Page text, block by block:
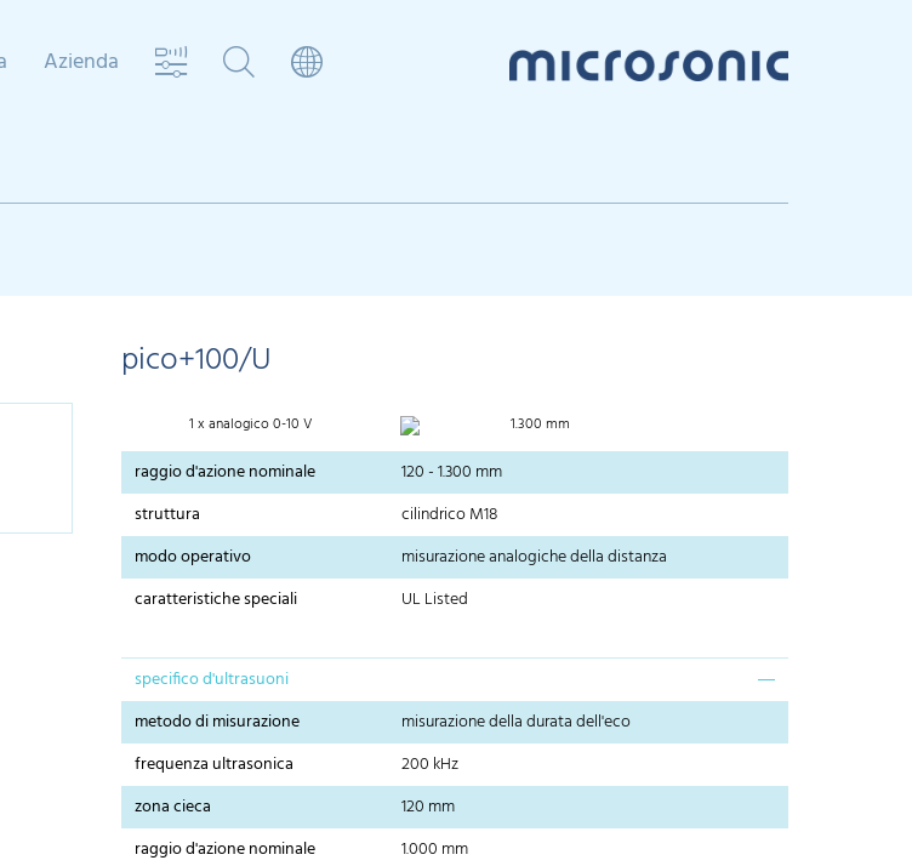
Azienda
pico+100/U
1 x analogico 0-10 V 1.300 mm
raggio d'azione nominale
120 - 1.300 mm
struttura
cilindrico M18
modo operativo
misurazione analogiche della distanza
caratteristiche speciali
UL Listed
specifico d'ultrasuoni
metodo di misurazione
misurazione della durata dell'eco
frequenza ultrasonica
200 kHz
zona cieca
120 mm
raggio d'azione nominale
1.000 mm